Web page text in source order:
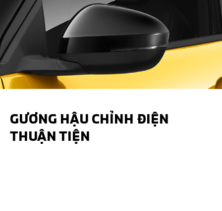
GƯƠNG HẬU CHỈNH ĐIỆN
THUẬN TIỆN